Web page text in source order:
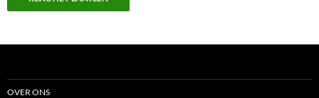
OVER ONS